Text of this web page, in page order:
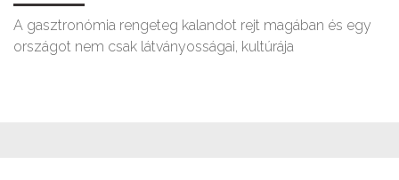
A gasztronómia rengeteg kalandot rejt magában és egy
országot nem csak látványosságai, kultúrája